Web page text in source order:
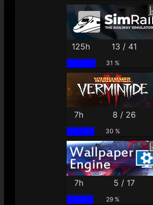
125h 13 / 41
31 %
7h 8 / 26
30 %
7h 5 / 17
29 %